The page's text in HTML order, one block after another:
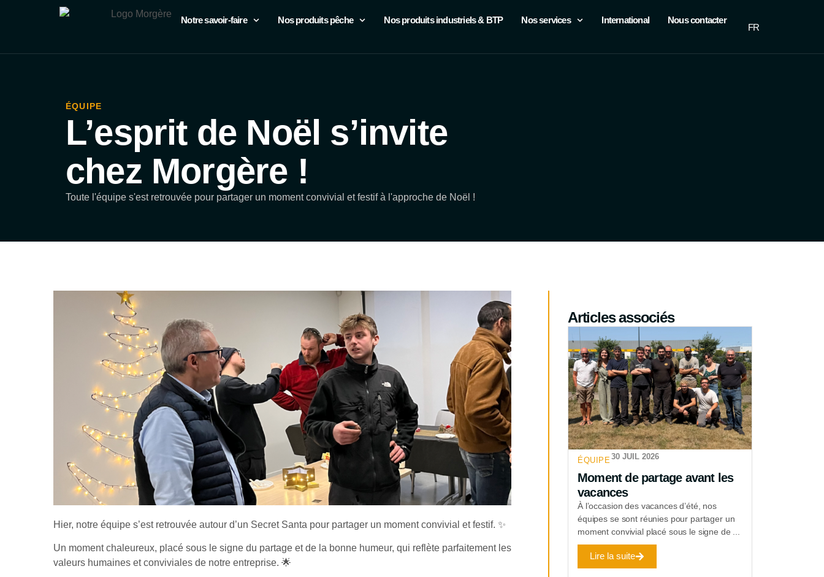
Notre savoir-faire Nos produits pêche Nos produits industriels & BTP Nos services International Nous contacter
FR
EN
ÉQUIPE
L’esprit de Noël s’invite
chez Morgère !
Toute l'équipe s'est retrouvée pour partager un moment convivial et festif à l'approche de Noël !
Hier, notre équipe s’est retrouvée autour d’un Secret Santa pour partager un moment convivial et festif. ✨
Un moment chaleureux, placé sous le signe du partage et de la bonne humeur, qui reflète parfaitement les
valeurs humaines et conviviales de notre entreprise. 🌟
Articles associés
ÉQUIPE30 JUIL 2026
Moment de partage avant les
vacances
À l’occasion des vacances d’été, nos
équipes se sont réunies pour partager un
moment convivial placé sous le signe de ...
Lire la suite